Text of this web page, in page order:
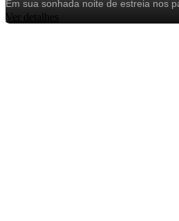
Em sua sonhada noite de estreia nos
Ver detalhes